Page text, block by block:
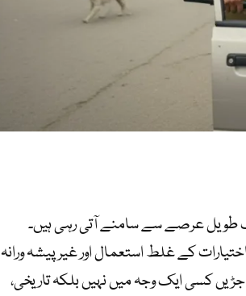
طویل عرصے سے سامنے آتی رہی ہیں۔
کے غلط استعمال اور غیر پیشہ ورانہ
کسی ایک وجہ میں نہیں بلکہ تاریخی،